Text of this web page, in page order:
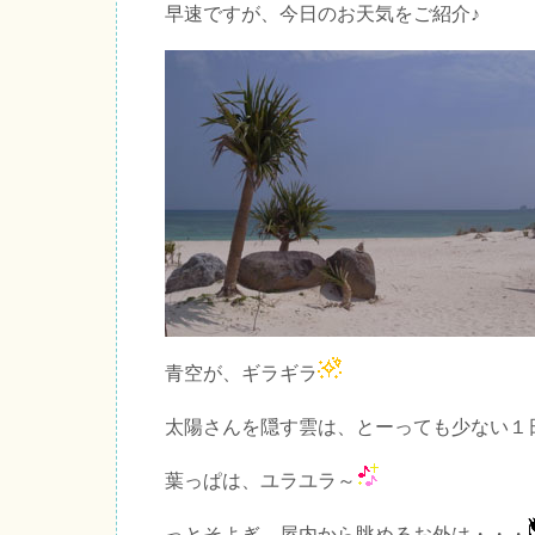
早速ですが、今日のお天気をご紹介♪
青空が、ギラギラ
太陽さんを隠す雲は、とーっても少ない１
葉っぱは、ユラユラ～